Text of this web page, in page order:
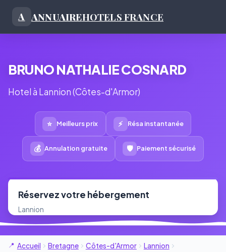
A ANNUAIREHOTELS FRANCE
BRUNO NATHALIE COSNARD
Hotel à Lannion (Côtes-d'Armor)
⭐ Meilleurs prix ⚡ Résa instantanée
💰 Annulation gratuite 🛡 Paiement sécurisé
Réservez votre hébergement
Lannion
Accueil Bretagne Côtes-d'Armor
Lannion